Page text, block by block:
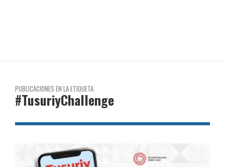
PUBLICACIONES EN LA ETIQUETA
#TusuriyChallenge